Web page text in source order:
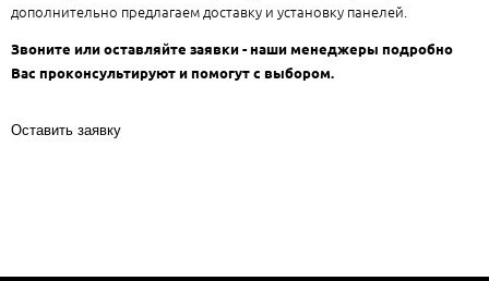
дополнительно предлагаем доставку и установку панелей.
Звоните или оставляйте заявки - наши менеджеры подробно
Вас проконсультируют и помогут с выбором.
Оставить заявку